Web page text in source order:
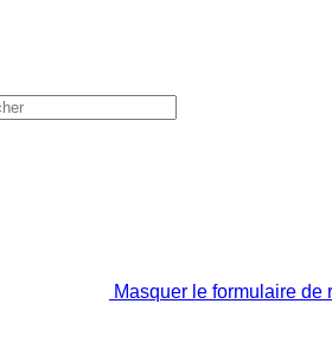
Masquer le formulaire de